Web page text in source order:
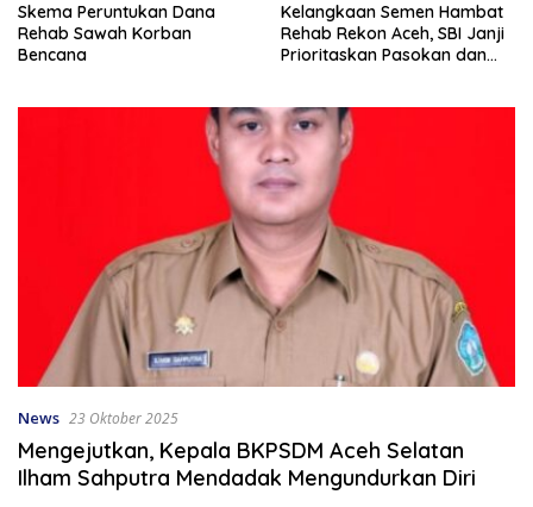
Skema Peruntukan Dana
Rehab Sawah Korban
Bencana
Kelangkaan Semen Hambat
Rehab Rekon Aceh, SBI Janji
Prioritaskan Pasokan dan
News 23 Oktober 2025
Mengejutkan, Kepala BKPSDM Aceh Selatan
Ilham Sahputra Mendadak Mengundurkan Diri